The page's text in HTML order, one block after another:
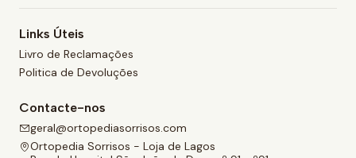
Links Úteis
Livro de Reclamações
Politica de Devoluções
Contacte-nos
geral@ortopediasorrisos.com
Ortopedia Sorrisos - Loja de Lagos